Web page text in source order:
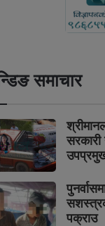
समाचार
सरकारी
पक्राउ